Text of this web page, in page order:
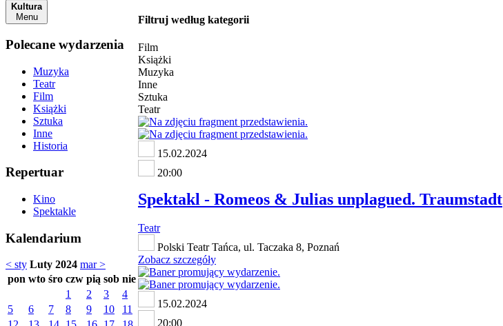
Kultura
Menu
Polecane wydarzenia
Muzyka
Teatr
Film
Książki
Sztuka
Inne
Historia
Repertuar
Kino
Spektakle
Kalendarium
< sty Luty 2024 mar >
pon wto śro czw pią sob nie
1
2 3
4
5
6 7 8 9 10
11
Filtruj według kategorii
Film
Książki
Muzyka
Inne
Sztuka
Teatr
15.02.2024
20:00
Spektakl - Romeos & Julias unplagued. Traumstadt
Teatr
Polski Teatr Tańca, ul. Taczaka 8, Poznań
Zobacz szczegóły
15.02.2024
20:00